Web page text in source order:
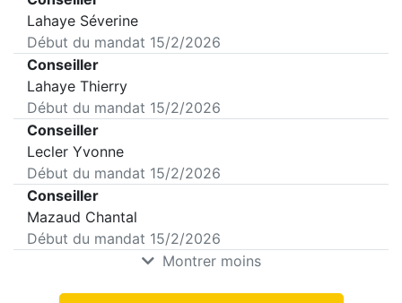
Lahaye Séverine
Début du mandat 15/2/2026
Conseiller
Lahaye Thierry
Début du mandat 15/2/2026
Conseiller
Lecler Yvonne
Début du mandat 15/2/2026
Conseiller
Mazaud Chantal
Début du mandat 15/2/2026
Montrer moins